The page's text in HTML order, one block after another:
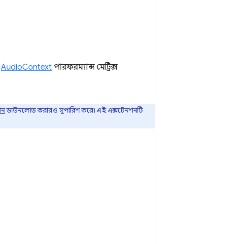
AudioContext পারফরম্যান্স মেট্রিক্স
ডাউনলোড করারও সুপারিশ করে৷ এই এক্সটেনশনটি